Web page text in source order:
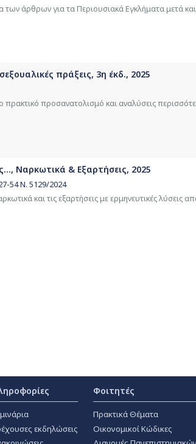
των άρθρων για τα Περιουσιακά Εγκλήματα μετά και
πράξεις, 3η έκδ., 2025
πρακτικό προσανατολισμό και αναλύσεις
Ναρκωτικά & Εξαρτήσεις, 2025
54 Ν. 5129/2024
και τις εξαρτήσεις με ερμηνευτικές λύσεις
εκδηλώσεις
Φοιτητές
Πρακτικά Θέματα
Οικονομικοί Κώδικες